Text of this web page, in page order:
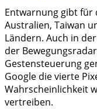
Entwarnung gibt für
Australien, Taiwan
Ländern. Auch in
der
Gestensteuerung
Google die vierte
Wahrscheinlichkeit
vertreiben.